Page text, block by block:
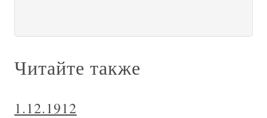
Читайте также
1.12.1912